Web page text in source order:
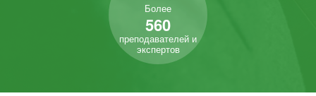
Более
560
преподавателей и
экспертов